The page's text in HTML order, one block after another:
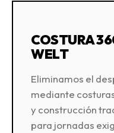
COSTURA
WELT
Eliminamos el
mediante
y construcción
para jornadas